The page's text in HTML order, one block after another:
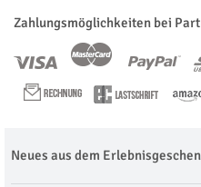
Zahlungsmöglichkeiten bei
Neues aus dem